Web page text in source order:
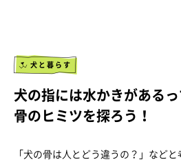
犬と暮らす
犬の指には水かきがある
骨のヒミツを探ろう！
「犬の骨は人とどう違うの？」など